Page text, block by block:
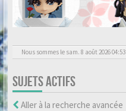
Nous sommes le sam. 8 août 2026 04:53
SUJETS ACTIFS
Aller à la recherche avancée